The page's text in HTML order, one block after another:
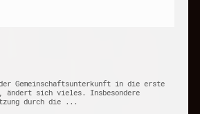
Gemeinschaftsunterkunft in die erste
ändert sich vieles. Insbesondere
durch die ...